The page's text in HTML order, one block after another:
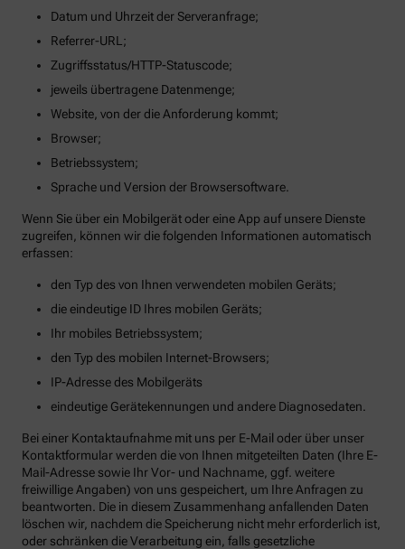
Datum und Uhrzeit der Serveranfrage;
Referrer-URL;
Zugriffsstatus/HTTP-Statuscode;
jeweils übertragene Datenmenge;
Website, von der die Anforderung kommt;
Browser;
Betriebssystem;
Sprache und Version der Browsersoftware.
Wenn Sie über ein Mobilgerät oder eine App auf unsere Dienste
zugreifen, können wir die folgenden Informationen automatisch
erfassen:
den Typ des von Ihnen verwendeten mobilen Geräts;
die eindeutige ID Ihres mobilen Geräts;
Ihr mobiles Betriebssystem;
den Typ des mobilen Internet-Browsers;
IP-Adresse des Mobilgeräts
eindeutige Gerätekennungen und andere Diagnosedaten.
Bei einer Kontaktaufnahme mit uns per E-Mail oder über unser
Kontaktformular werden die von Ihnen mitgeteilten Daten (Ihre E-
Mail-Adresse sowie Ihr Vor- und Nachname, ggf. weitere
freiwillige Angaben) von uns gespeichert, um Ihre Anfragen zu
beantworten. Die in diesem Zusammenhang anfallenden Daten
löschen wir, nachdem die Speicherung nicht mehr erforderlich ist,
oder schränken die Verarbeitung ein, falls gesetzliche